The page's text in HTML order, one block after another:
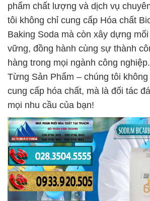
phẩm chất lượng và dịch vụ
tôi không chỉ cung cấp Hóa chất
Baking Soda mà còn xây dựng
vững, đồng hành cùng sự thành
hàng trong mọi ngành công
Từng Sản Phẩm – chúng tôi
cung cấp hóa chất, mà là đối tác
mọi nhu cầu của bạn!